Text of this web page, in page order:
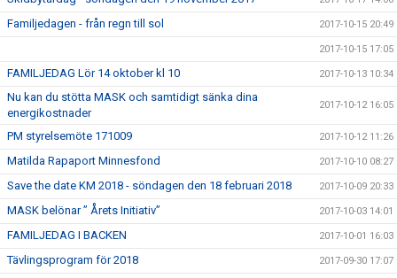
Familjedagen - från regn till sol 2017-10-15 20:49
2017-10-15 17:05
FAMILJEDAG Lör 14 oktober kl 10 2017-10-13 10:34
Nu kan du stötta MASK och samtidigt sänka dina
energikostnader
2017-10-12 16:05
PM styrelsemöte 171009 2017-10-12 11:26
Matilda Rapaport Minnesfond 2017-10-10 08:27
Save the date KM 2018 - söndagen den 18 februari 2018 2017-10-09 20:33
MASK belönar ” Årets Initiativ” 2017-10-03 14:01
FAMILJEDAG I BACKEN 2017-10-01 16:03
Tävlingsprogram för 2018 2017-09-30 17:07